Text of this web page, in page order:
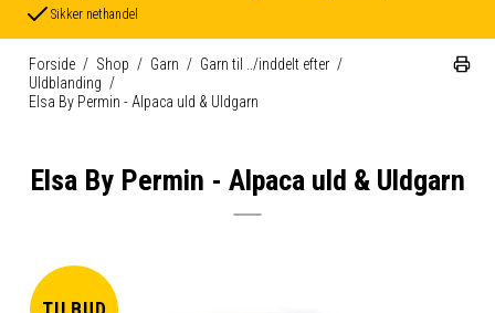
Sikker nethandel
Forside / Shop / Garn / Garn til ../inddelt efter /
Uldblanding /
Elsa By Permin - Alpaca uld & Uldgarn
Elsa By Permin - Alpaca uld & Uldgarn